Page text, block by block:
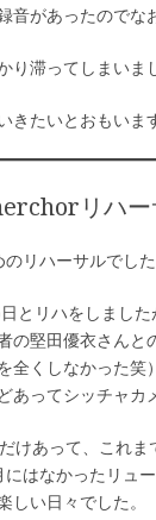
音があったのでな
り滞ってしまいま
きたいとおもいま
リハー
リハーサルでした
とリハをしまし
の堅田優衣さんと
全くしなかった笑
あってシッチャカ
けあって、これま
はなかったリュ
しい日々でした。